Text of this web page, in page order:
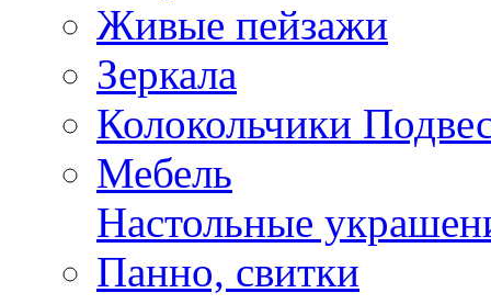
Живые пейзажи
Зеркала
Колокольчики
Мебель
Настольные
Панно, свитки